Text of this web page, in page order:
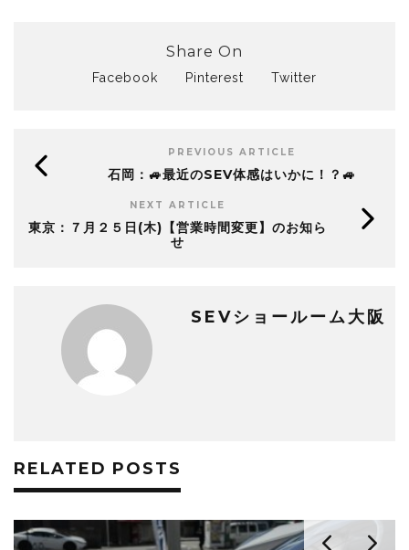
Share On
Facebook Pinterest Twitter
PREVIOUS ARTICLE
石岡：🚙最近のSEV体感はいかに！？🚙
NEXT ARTICLE
東京：７月２５日(木)【営業時間変更】のお知ら
せ
SEVショールーム大阪
RELATED POSTS